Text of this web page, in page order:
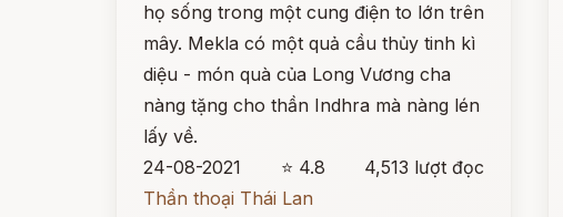
họ sống trong một cung điện to lớn trên
mây. Mekla có một quả cầu thủy tinh kì
diệu - món quà của Long Vương cha
nàng tặng cho thần Indhra mà nàng lén
lấy về.
24-08-2021
⭐ 4.8
4,513 lượt đọc
Thần thoại Thái Lan